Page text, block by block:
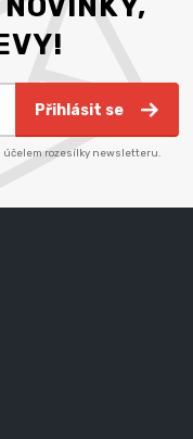
Přihlásit se
účelem rozesílky newsletteru.